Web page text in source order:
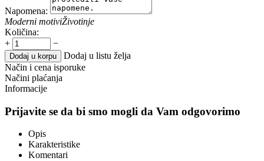
Napomena:
Moderni motiviŽivotinje
Količina:
+
−
Dodaj u korpu
Dodaj u listu želja
Način i cena isporuke
Načini plaćanja
Informacije
Prijavite se da bi smo mogli da Vam odgovorimo
Opis
Karakteristike
Komentari